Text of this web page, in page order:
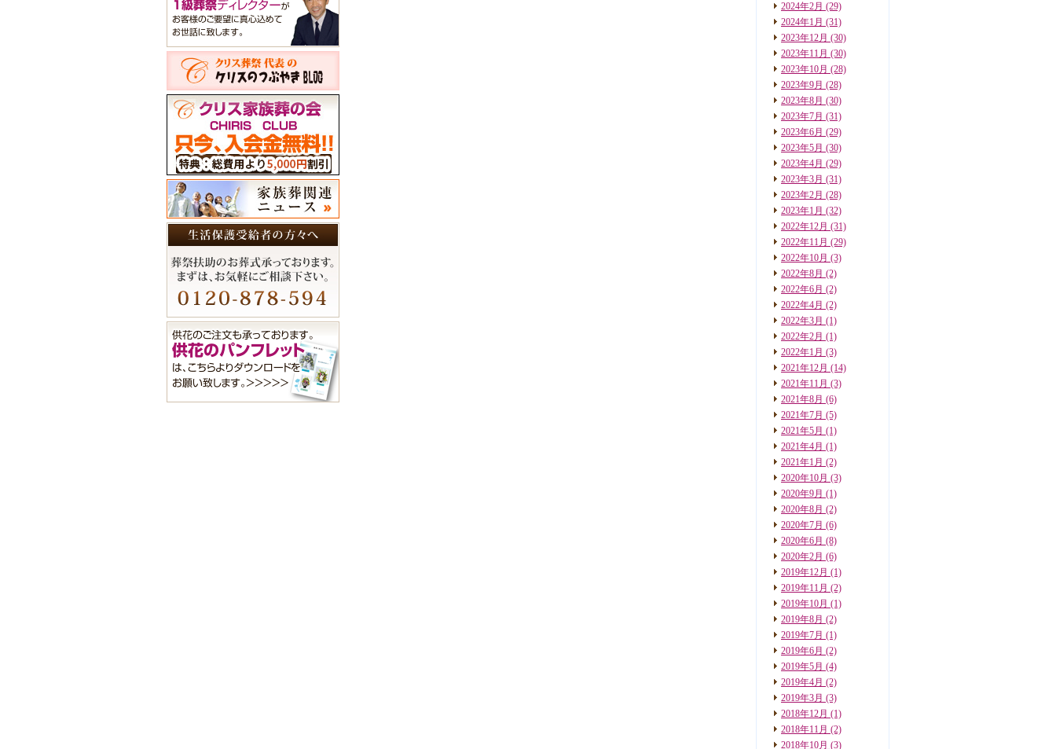
2024年2月 (29)
2024年1月 (31)
2023年12月 (30)
2023年11月 (30)
2023年10月 (28)
2023年9月 (28)
2023年8月 (30)
2023年7月 (31)
2023年6月 (29)
2023年5月 (30)
2023年4月 (29)
2023年3月 (31)
2023年2月 (28)
2023年1月 (32)
2022年12月 (31)
2022年11月 (29)
2022年10月 (3)
2022年8月 (2)
2022年6月 (2)
2022年4月 (2)
2022年3月 (1)
2022年2月 (1)
2022年1月 (3)
2021年12月 (14)
2021年11月 (3)
2021年8月 (6)
2021年7月 (5)
2021年5月 (1)
2021年4月 (1)
2021年1月 (2)
2020年10月 (3)
2020年9月 (1)
2020年8月 (2)
2020年7月 (6)
2020年6月 (8)
2020年2月 (6)
2019年12月 (1)
2019年11月 (2)
2019年10月 (1)
2019年8月 (2)
2019年7月 (1)
2019年6月 (2)
2019年5月 (4)
2019年4月 (2)
2019年3月 (3)
2018年12月 (1)
2018年11月 (2)
2018年10月 (3)